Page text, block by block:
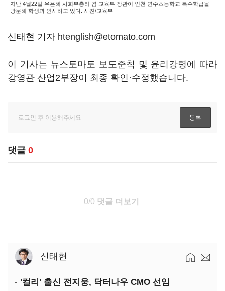
지난 4월22일 유은혜 사회부총리 겸 교육부 장관이 인천 연수초등학교 특수학급을
방문해 학생과 인사하고 있다. 사진/교육부
신태현 기자 htenglish@etomato.com
이 기사는 뉴스토마토 보도준칙 및 윤리강령에 따라
강영관 산업2부장이 최종 확인·수정했습니다.
댓글 0
0/0 댓글 더보기
신태현
'컬리' 출신 전지웅, 닥터나우 CMO 선임